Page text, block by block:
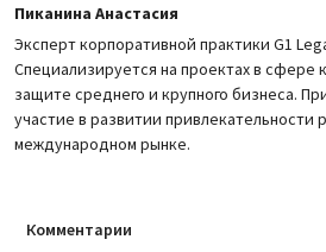
Пиканина Анастасия
Эксперт корпоративной практики G1
Специализируется на проектах в сфере
защите среднего и крупного бизнеса.
участие в развитии привлекательности
международном рынке.
Комментарии